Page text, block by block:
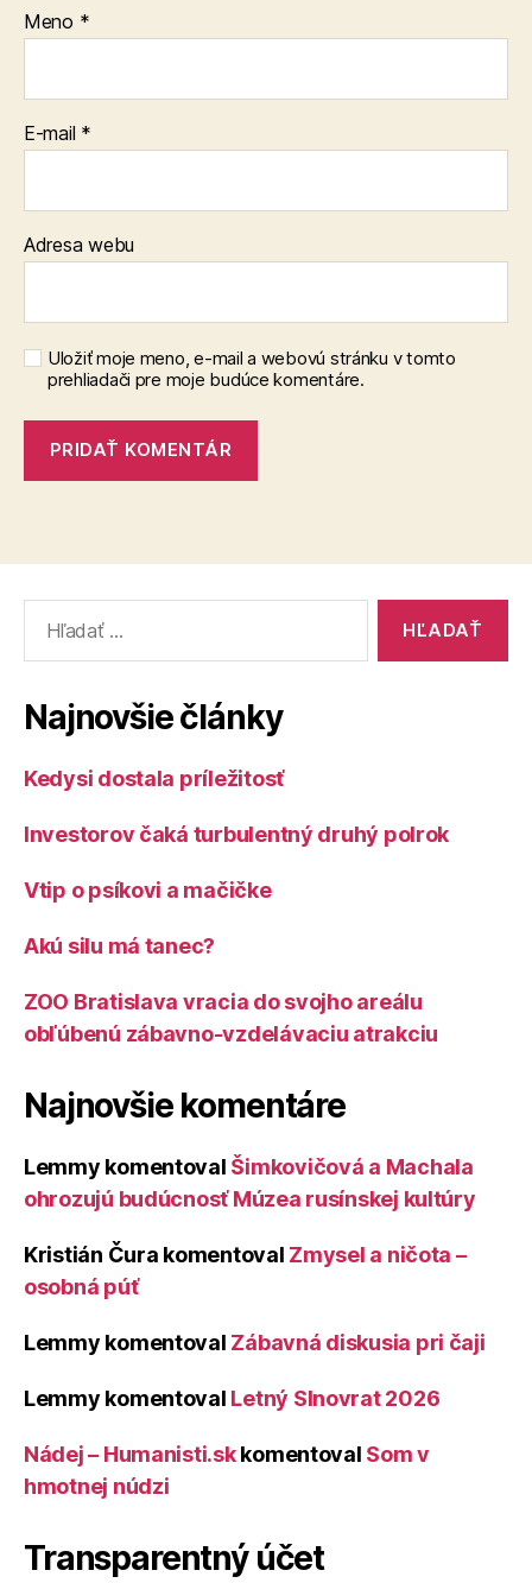
Meno *
E-mail *
Adresa webu
Uložiť moje meno, e-mail a webovú stránku v tomto
prehliadači pre moje budúce komentáre.
Najnovšie články
Kedysi dostala príležitosť
Investorov čaká turbulentný druhý polrok
Vtip o psíkovi a mačičke
Akú silu má tanec?
ZOO Bratislava vracia do svojho areálu
obľúbenú zábavno-vzdelávaciu atrakciu
Najnovšie komentáre
Lemmy komentoval Šimkovičová a Machala
ohrozujú budúcnosť Múzea rusínskej kultúry
Kristián Čura komentoval Zmysel a ničota –
osobná púť
Lemmy komentoval Zábavná diskusia pri čaji
Lemmy komentoval Letný Slnovrat 2026
Nádej – Humanisti.skkomentoval Som v
hmotnej núdzi
Transparentný účet